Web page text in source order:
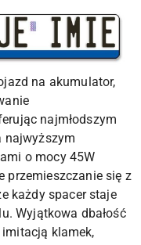
na akumulator,
najmłodszym
najwyższym
o mocy 45W
przemieszczanie się z
każdy spacer staje
Wyjątkowa dbałość
klamek,